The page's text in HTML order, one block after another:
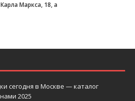
Маркса, 18, а
сегодня в Москве — каталог
2025